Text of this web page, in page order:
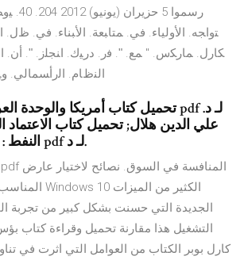
رﺳﻤﻮا
ﻜﺎﺭل. ﻤﺎﺭﻜﺱ. " ﻤﻊ. ʺ. ﻓﺭ. ﺩﺭﻴﻙ. ﺍﻨﺠﻠﺯ. ʺ. ﺃﻥ.
ﺍﻟﻨﻅﺎﻡ.
علي الدين هلال; تحميل كتاب الاعتماد
النفط : المخاطر والفرص pdf لـ د.
الجديدة التي حسنت بشكل كبير من تجربة
التشغيل هذا مقارنة تحميل وقراءة كتاب بؤس
كارل بوبر الكتاب من العوامل التي اثرت في